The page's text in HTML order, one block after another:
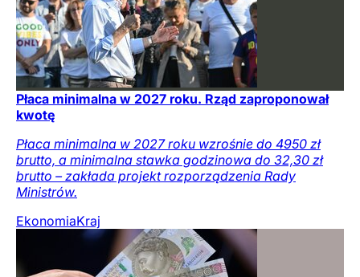
Płaca minimalna w 2027 roku. Rząd zaproponował
kwotę
Płaca minimalna w 2027 roku wzrośnie do 4950 zł
brutto, a minimalna stawka godzinowa do 32,30 zł
brutto – zakłada projekt rozporządzenia Rady
Ministrów.
EkonomiaKraj